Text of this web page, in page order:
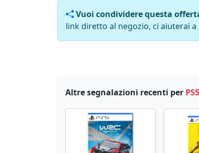
Vuoi condividere questa
link diretto al negozio, ci aiuterai
Altre segnalazioni recenti per PS5